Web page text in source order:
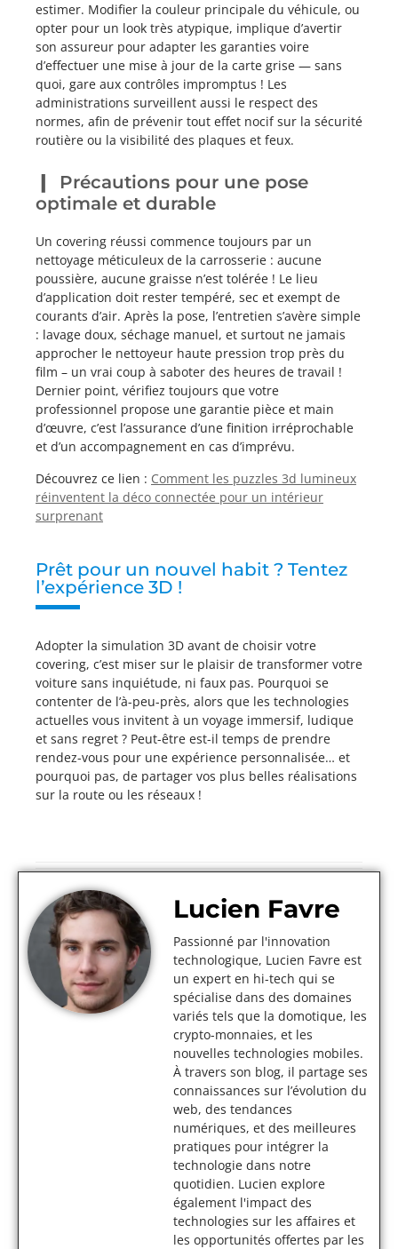
estimer. Modifier la couleur principale du véhicule, ou
opter pour un look très atypique, implique d’avertir
son assureur pour adapter les garanties voire
d’effectuer une mise à jour de la carte grise — sans
quoi, gare aux contrôles impromptus ! Les
administrations surveillent aussi le respect des
normes, afin de prévenir tout effet nocif sur la sécurité
routière ou la visibilité des plaques et feux.
Précautions pour une pose
optimale et durable
Un covering réussi commence toujours par un
nettoyage méticuleux de la carrosserie : aucune
poussière, aucune graisse n’est tolérée ! Le lieu
d’application doit rester tempéré, sec et exempt de
courants d’air. Après la pose, l’entretien s’avère simple
: lavage doux, séchage manuel, et surtout ne jamais
approcher le nettoyeur haute pression trop près du
film – un vrai coup à saboter des heures de travail !
Dernier point, vérifiez toujours que votre
professionnel propose une garantie pièce et main
d’œuvre, c’est l’assurance d’une finition irréprochable
et d’un accompagnement en cas d’imprévu.
Découvrez ce lien : Comment les puzzles 3d lumineux
réinventent la déco connectée pour un intérieur
surprenant
Prêt pour un nouvel habit ? Tentez
l’expérience 3D !
Adopter la simulation 3D avant de choisir votre
covering, c’est miser sur le plaisir de transformer votre
voiture sans inquiétude, ni faux pas. Pourquoi se
contenter de l’à-peu-près, alors que les technologies
actuelles vous invitent à un voyage immersif, ludique
et sans regret ? Peut-être est-il temps de prendre
rendez-vous pour une expérience personnalisée… et
pourquoi pas, de partager vos plus belles réalisations
sur la route ou les réseaux !
Lucien Favre
Passionné par l'innovation
technologique, Lucien Favre est
un expert en hi-tech qui se
spécialise dans des domaines
variés tels que la domotique, les
crypto-monnaies, et les
nouvelles technologies mobiles.
À travers son blog, il partage ses
connaissances sur l’évolution du
web, des tendances
numériques, et des meilleures
pratiques pour intégrer la
technologie dans notre
quotidien. Lucien explore
également l'impact des
technologies sur les affaires et
les opportunités offertes par les